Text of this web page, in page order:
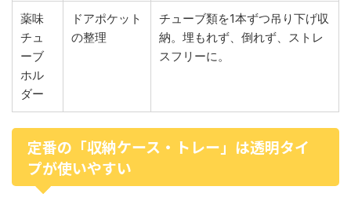
薬味
チュ
ーブ
ホル
ダー
ドアポケット
の整理
チューブ類を1本ずつ吊り下げ収
納。埋もれず、倒れず、ストレ
スフリーに。
定番の「収納ケース・トレー」は透明タイ
プが使いやすい